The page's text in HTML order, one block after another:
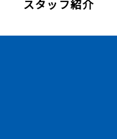
スタッフ紹介